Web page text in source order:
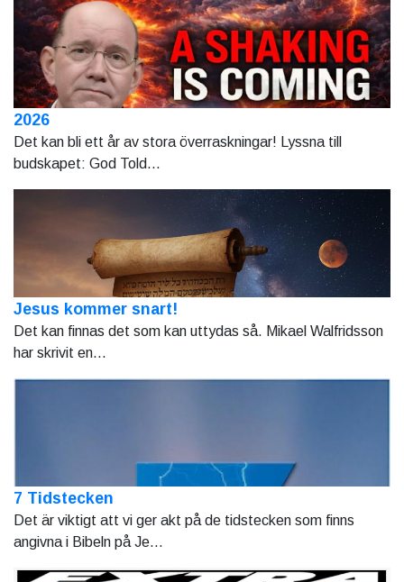
2026
Det kan bli ett år av stora överraskningar! Lyssna till
budskapet: God Told...
Jesus kommer snart!
Det kan finnas det som kan uttydas så. Mikael Walfridsson
har skrivit en...
7 Tidstecken
Det är viktigt att vi ger akt på de tidstecken som finns
angivna i Bibeln på Je...